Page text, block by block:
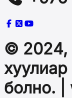
© 2024,
болно. |